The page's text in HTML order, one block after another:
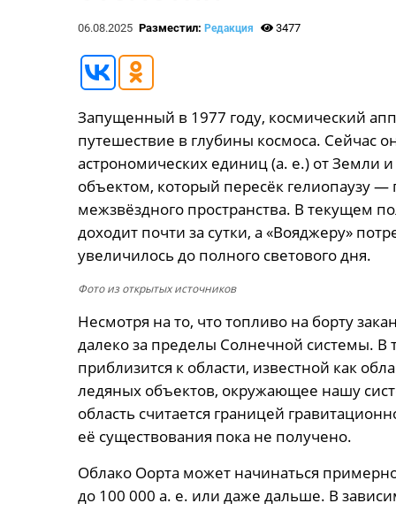
06.08.2025 Разместил: Редакция 3477
Запущенный в 1977 году, космический
путешествие в глубины космоса. Сейчас
астрономических единиц (а. е.) от Земли
объектом, который пересёк гелиопаузу
межзвёздного пространства. В текущем
доходит почти за сутки, а «Вояджеру»
увеличилось до полного светового дня.
Фото из открытых источников
Несмотря на то, что топливо на борту
далеко за пределы Солнечной системы. В
приблизится к области, известной как
ледяных объектов, окружающее нашу
область считается границей
её существования пока не получено.
Облако Оорта может начинаться
до 100 000 а. е. или даже дальше. В